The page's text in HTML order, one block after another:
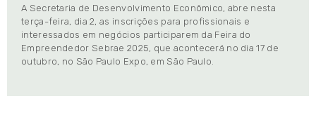
A Secretaria de Desenvolvimento Econômico, abre nesta
terça-feira, dia 2, as inscrições para profissionais e
interessados em negócios participarem da Feira do
Empreendedor Sebrae 2025, que acontecerá no dia 17 de
outubro, no São Paulo Expo, em São Paulo.